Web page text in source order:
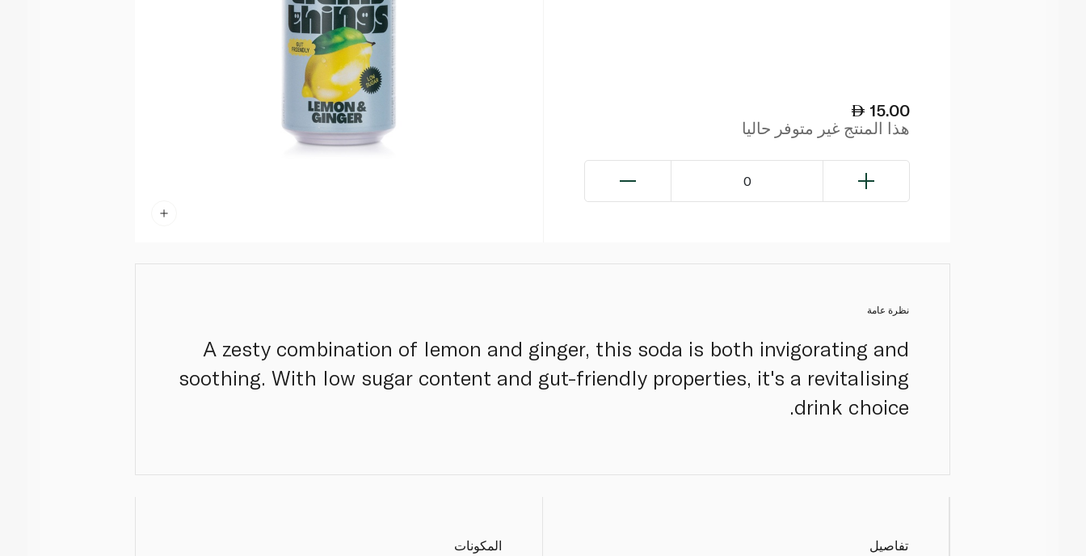
15.00
هذا المنتج غير متوفر حاليا
0
نظرة عامة
A zesty combination of lemon and ginger, this soda is both invigorating and
soothing. With low sugar content and gut-friendly properties, it's a revitalising
drink choice.
تفاصيل
المكونات